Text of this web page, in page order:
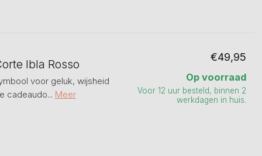
Ibla Rosso
voor geluk, wijsheid
cadeaudo... Meer
€49,95
Op voorraad
Voor 12 uur besteld, binnen 2
werkdagen in huis.